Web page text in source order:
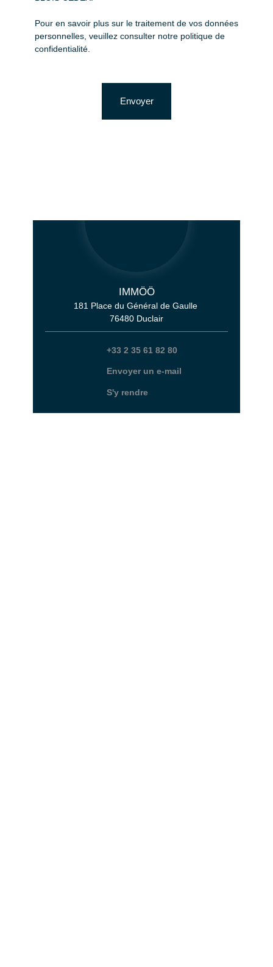
Pour en savoir plus sur le traitement de vos données
personnelles, veuillez consulter notre politique de
confidentialité
Envoyer
IMMÖÖ
181 Place du Général de Gaulle
76480 Duclair
+33 2 35 61 82 80
Envoyer un e-mail
S'y rendre